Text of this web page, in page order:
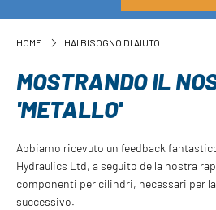
HOME HAI BISOGNO DI AIUTO
MOSTRANDO IL
'METALLO'
Abbiamo ricevuto un feedback
Hydraulics Ltd, a seguito della nostra
componenti per cilindri, necessari per
successivo.